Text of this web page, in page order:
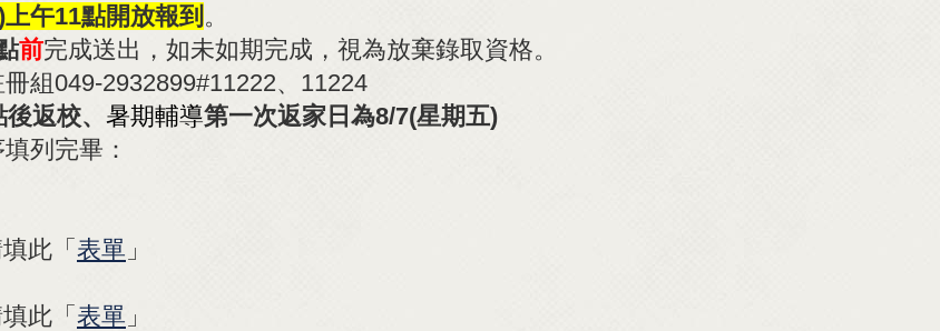
午11點開放報到 。
前完成送出，如未如期完成，視為放棄錄取資格。
組049-2932899#11222、11224
返校、 暑期輔導第一次返家日為8/7(星期五)
列完畢：
此「 表單 」
此「 表單 」